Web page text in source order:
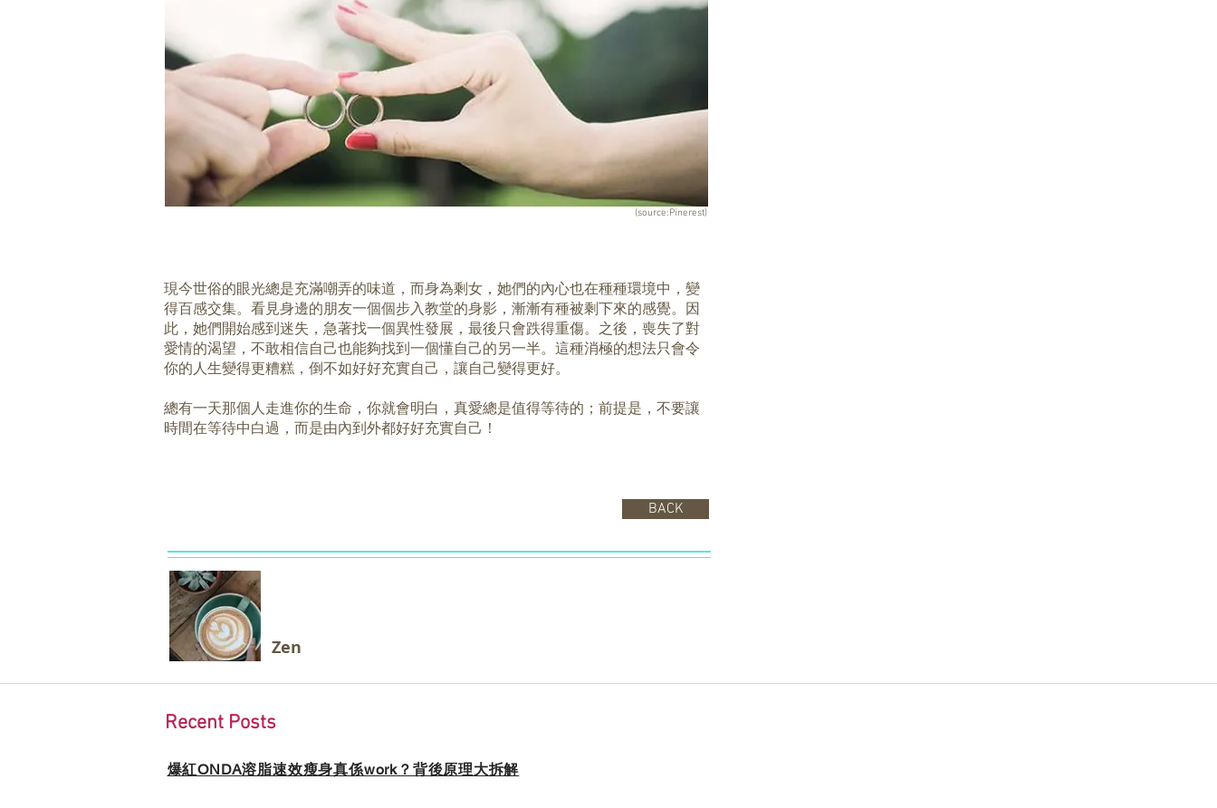
(source:Pinerest)
現今世俗的眼光總是充滿嘲弄的味道，而身為剩女，她們的內心也在種種環境中，變
得百感交集。看見身邊的朋友一個個步入教堂的身影，漸漸有種被剩下來的感覺。因
此，她們開始感到迷失，急著找一個異性發展，最後只會跌得重傷。之後，喪失了對
愛情的渴望，不敢相信自己也能夠找到一個懂自己的另一半。這種消極的想法只會令
你的人生變得更糟糕，倒不如好好充實自己，讓自己變得更好。
總有一天那個人走進你的生命，你就會明白，真愛總是值得等待的；前提是，不要讓
時間在等待中白過，而是由內到外都好好充實自己！
BACK
Zen
Recent Posts
爆紅ONDA溶脂速效瘦身真係work？背後原理大拆解